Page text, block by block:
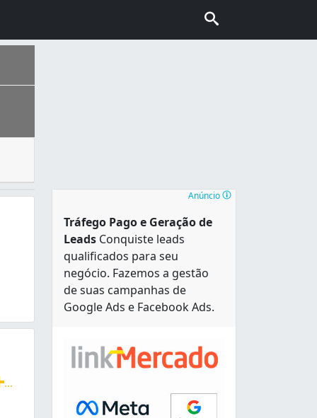
escolhida pelo turismo internacional no Brasil,
pistões, odontológicos e industriais. Atendimento
Anúncio
Tráfego Pago e Geração de
Leads Conquiste leads
qualificados para seu
negócio. Fazemos a gestão
de suas campanhas de
Google Ads e Facebook Ads.